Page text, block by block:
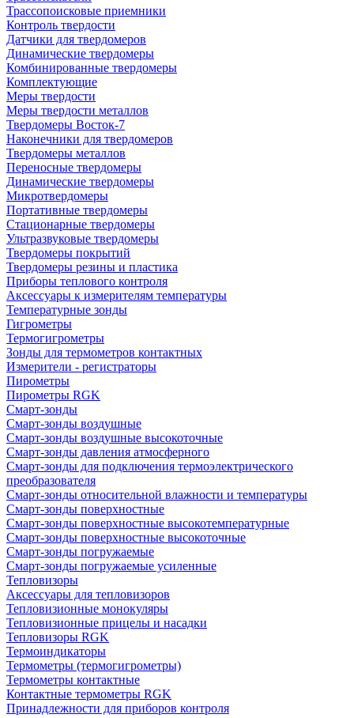
Трассопоисковые приемники
Контроль твердости
Датчики для твердомеров
Динамические твердомеры
Комбинированные твердомеры
Комплектующие
Меры твердости
Меры твердости металлов
Твердомеры Восток-7
Наконечники для твердомеров
Твердомеры металлов
Переносные твердомеры
Динамические твердомеры
Микротвердомеры
Портативные твердомеры
Стационарные твердомеры
Ультразвуковые твердомеры
Твердомеры покрытий
Твердомеры резины и пластика
Приборы теплового контроля
Аксессуары к измерителям температуры
Температурные зонды
Гигрометры
Термогигрометры
Зонды для термометров контактных
Измерители - регистраторы
Пирометры
Пирометры RGK
Смарт-зонды
Смарт-зонды воздушные
Смарт-зонды воздушные высокоточные
Смарт-зонды давления атмосферного
Смарт-зонды для подключения термоэлектрического
преобразователя
Смарт-зонды относительной влажности и температуры
Смарт-зонды поверхностные
Смарт-зонды поверхностные высокотемпературные
Смарт-зонды поверхностные высокоточные
Смарт-зонды погружаемые
Смарт-зонды погружаемые усиленные
Тепловизоры
Аксессуары для тепловизоров
Тепловизионные монокуляры
Тепловизионные прицелы и насадки
Тепловизоры RGK
Термоиндикаторы
Термометры (термогигрометры)
Термометры контактные
Контактные термометры RGK
Принадлежности для приборов контроля